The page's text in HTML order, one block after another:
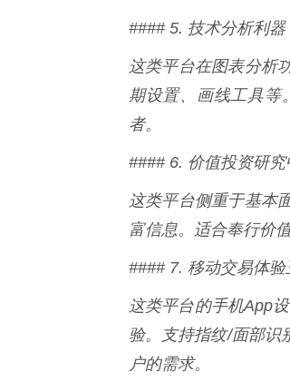
#### 5. 技术分析利
这类平台在图表分析
期设置、画线工具等
者。
#### 6. 价值投资研
这类平台侧重于基本
富信息。适合奉行价
#### 7. 移动交易体
这类平台的手机App
验。支持指纹/面部识
户的需求。